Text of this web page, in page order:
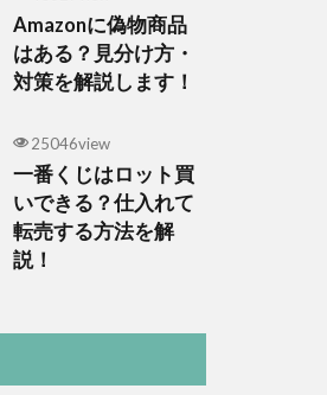
Amazonに偽物商品
はある？見分け方・
対策を解説します！
25046view
一番くじはロット買
いできる？仕入れて
転売する方法を解
説！